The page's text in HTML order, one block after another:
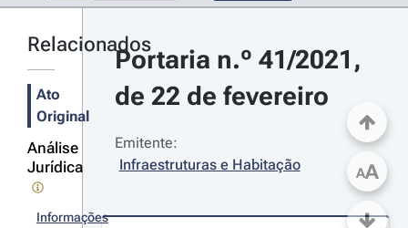
Relacionados
Ato
Original
Análise
Jurídica
Informações
Portaria n.º 41/2021,
de 22 de fevereiro
Emitente:
Infraestruturas e Habitação
AA